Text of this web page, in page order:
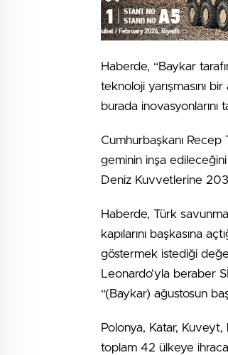
Haberde, “Baykar
teknoloji yarışmasını
burada inovasyonlarını
Cumhurbaşkanı
geminin inşa
Deniz Kuvvetlerine
Haberde, Türk
kapılarını başkasına
göstermek istediği
Leonardo’yla beraber
“(Baykar) ağustosun
Polonya, Katar,
toplam 42 ülkeye